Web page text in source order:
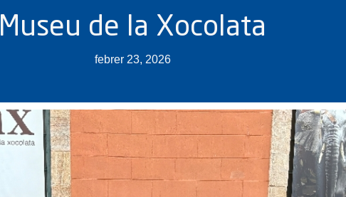
Museu de la Xocolata
febrer 23, 2026